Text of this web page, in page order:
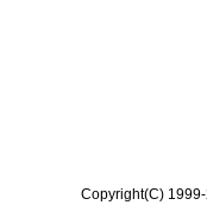
Copyright(C)